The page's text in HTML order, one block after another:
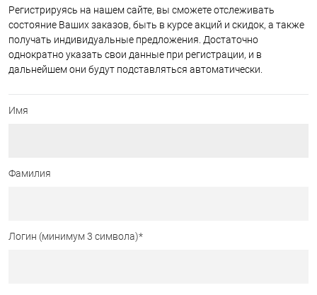
Регистрируясь на нашем сайте, вы сможете отслеживать
состояние Ваших заказов, быть в курсе акций и скидок, а также
получать индивидуальные предложения. Достаточно
однократно указать свои данные при регистрации, и в
дальнейшем они будут подставляться автоматически.
Имя
Фамилия
Логин (минимум 3 символа)*